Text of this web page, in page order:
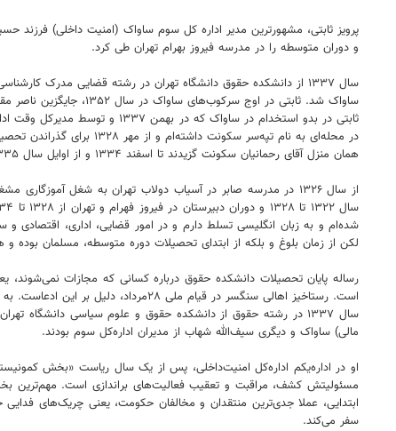
و دوران متوسطه را در مدرسه فیروز بهرام تهران طی کرد.
ساواک شد. ثابتی در اوج سرکوب‌های ساواک در سال ۱۳۵۲، جایگزین ناصر مقدم در اداره کل سوم ساواک شد و این سمت را تا واپسین ماه‌های عمر رژیم پهلوی عهده‌دار بود.
همان منزل آقای رحمانیان سکونت گزیدند تا اسفند ۱۳۳۴ و از اوایل سال ۱۳۳۵ پدرم بعد از تهیه منزل، ما نیز به آنجا عزیمت کردیم.
از سال ۱۳۲۶ در مدرسه صابر در آسیاب دولاب تهران به شغل
شده‌ام و به زبان انگلیسی تسلط دارم و در امور قضایی، اداری، اقتصادی و
لکن از زمان بلوغ و بلکه از ابتدای تحصیلات دوره متوسطه، مسلمان بوده و هستم و به علت کفیل خرج بودن از تاریخ ۲۴/۱۰/۳۷ تا ۲۴/
رساله پایان تحصیلات دانشکده حقوق درباره کسانی که مجازات
است. رستاخیز اهالی سنگسر در قیام ملی ۲۸مرداد، دلیل بر این ادعاست. به طریق اولویت اینجانب نیز فردی شاهدوست و وطن‌پرست می‌باشم.»
سال ۱۳۳۷ در رشته حقوق از دانشکده حقوق و علوم سیاسی
مالی) ساواک و دیگری سیف‌الله شهاب از مدیران اداره‌کل سوم بودند.
ابتدایی، عملا جدی‌ترین منتقدان و مخالفان حکومت، یعنی چریک‌های
سفر می‌کند.